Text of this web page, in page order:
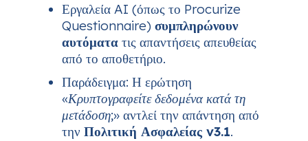
Εργαλεία AI (όπως το Procurize
Questionnaire) συμπληρώνουν
αυτόματα τις απαντήσεις απευθείας
από το αποθετήριο.
Παράδειγμα: Η ερώτηση
«Κρυπτογραφείτε δεδομένα κατά τη
μετάδοση;» αντλεί την απάντηση από
την Πολιτική Ασφαλείας v3.1.